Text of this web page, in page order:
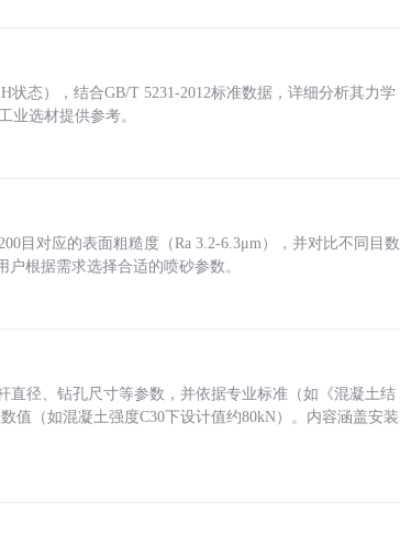
态），结合GB/T 5231-2012标准数据，详细分析其力学
业选材提供参考。
目对应的表面粗糙度（Ra 3.2-6.3μm），并对比不同目数
根据需求选择合适的喷砂参数。
径、钻孔尺寸等参数，并依据专业标准（如《混凝土结
值（如混凝土强度C30下设计值约80kN）。内容涵盖安装